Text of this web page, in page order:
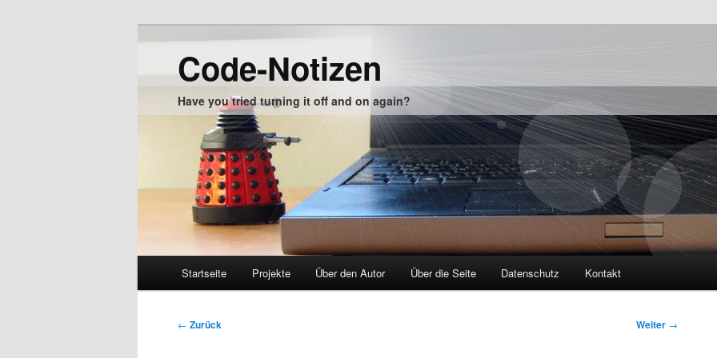
Code-Notizen
Have you tried turning it off and on again?
Zum
Startseite Projekte Über den Autor Über die Seite Datenschutz Kontakt
Beitragsnavigation
← Zurück Weiter →